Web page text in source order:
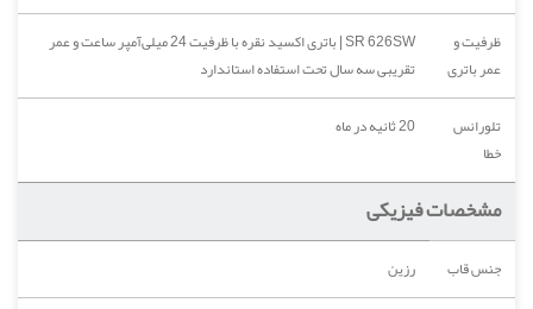
ظرفیت و
عمر باتری
SR 626SW | باتری اکسید نقره با ظرفیت 24 میلی‌آمپر ساعت و عمر
تقریبی سه سال تحت استفاده استاندارد
تلورانس
خطا
20 ثانیه در ماه
مشخصات فیزیکی
جنس قاب
رزین